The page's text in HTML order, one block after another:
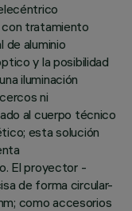
tratamiento
de aluminio
y la posibilidad
iluminación
ni
al cuerpo técnico
esta solución
El proyector -
de forma circular-
como accesorios